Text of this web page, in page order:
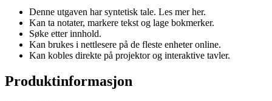
Denne utgaven har syntetisk tale. Les mer her.
Kan ta notater, markere tekst og lage bokmerker.
Søke etter innhold.
Kan brukes i nettlesere på de fleste enheter online.
Kan kobles direkte på projektor og interaktive tavler.
Produktinformasjon